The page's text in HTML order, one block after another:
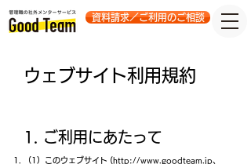
資料請求／ご利用のご相談
ウェブサイト利用規約
1. ご利用にあたって
（1）このウェブサイト ( http://www.goodteam.jp、